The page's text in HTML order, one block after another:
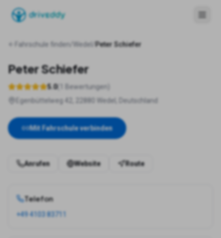
Fahrschule finden Wedel Peter Schiefer
Peter Schiefer
5.0(
Bewertungen)
Egenbüttelweg 42, 22880 Wedel, Deutschland
Mit Fahrschule verbinden
Anrufen Website Route
Telefon
+49 4103 83711